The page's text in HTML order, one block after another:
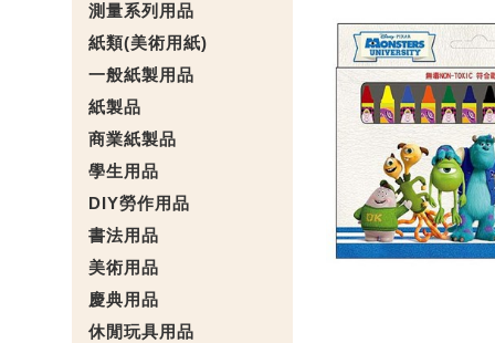
測量系列用品
紙類(美術用紙)
一般紙製用品
紙製品
商業紙製品
學生用品
DIY勞作用品
書法用品
美術用品
慶典用品
休閒玩具用品